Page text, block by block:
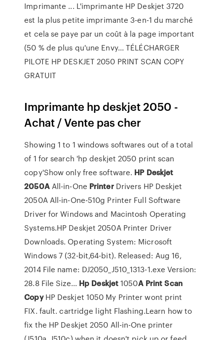
Imprimante ... L'imprimante HP Deskjet 3720
est la plus petite imprimante 3-en-1 du marché
et cela se paye par un coût à la page important
(50 % de plus qu'une Envy... TÉLÉCHARGER
PILOTE HP DESKJET 2050 PRINT SCAN COPY
GRATUIT
Imprimante hp deskjet 2050 -
Achat / Vente pas cher
Showing 1 to 1 windows softwares out of a total
of 1 for search 'hp deskjet 2050 print scan
copy'Show only free software. HP Deskjet
2050AAll-in-One PrinterDrivers HP Deskjet
2050A All-in-One-510g Printer Full Software
Driver for Windows and Macintosh Operating
Systems.HP Deskjet 2050A Printer Driver
Downloads. Operating System: Microsoft
Windows 7 (32-bit,64-bit). Released: Aug 16,
2014 File name: DJ2050_J510_1313-1.exe Version:
28.8 File Size... Hp Deskjet1050A Print Scan
CopyHP Deskjet 1050 My Printer wont print
FIX. fault. cartridge light Flashing.Learn how to
fix the HP Deskjet 2050 All-in-One printer